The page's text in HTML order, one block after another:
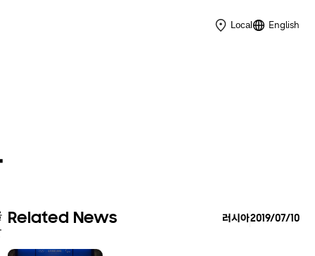
Local English
러시아2019/07/10
Related News